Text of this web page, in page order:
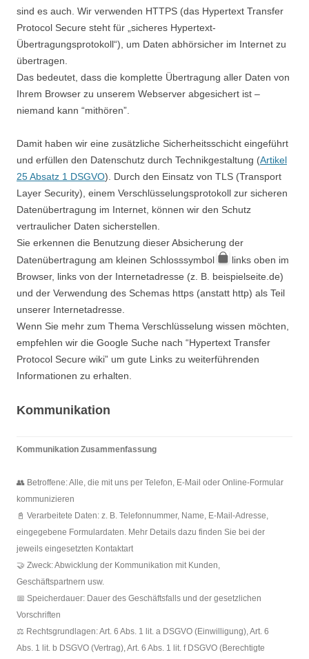
sind es auch. Wir verwenden HTTPS (das Hypertext Transfer
Protocol Secure steht für „sicheres Hypertext-
Übertragungsprotokoll“), um Daten abhörsicher im Internet zu
übertragen.
Das bedeutet, dass die komplette Übertragung aller Daten von
Ihrem Browser zu unserem Webserver abgesichert ist –
niemand kann “mithören”.
Damit haben wir eine zusätzliche Sicherheitsschicht eingeführt
und erfüllen den Datenschutz durch Technikgestaltung (Artikel
25 Absatz 1 DSGVO). Durch den Einsatz von TLS (Transport
Layer Security), einem Verschlüsselungsprotokoll zur sicheren
Datenübertragung im Internet, können wir den Schutz
vertraulicher Daten sicherstellen.
Sie erkennen die Benutzung dieser Absicherung der
Datenübertragung am kleinen Schlosssymbol
links oben im
Browser, links von der Internetadresse (z. B. beispielseite.de)
und der Verwendung des Schemas https (anstatt http) als Teil
unserer Internetadresse.
Wenn Sie mehr zum Thema Verschlüsselung wissen möchten,
empfehlen wir die Google Suche nach “Hypertext Transfer
Protocol Secure wiki” um gute Links zu weiterführenden
Informationen zu erhalten.
Kommunikation
Kommunikation Zusammenfassung
👥 Betroffene: Alle, die mit uns per Telefon, E-Mail oder Online-Formular
kommunizieren
📓 Verarbeitete Daten: z. B. Telefonnummer, Name, E-Mail-Adresse,
eingegebene Formulardaten. Mehr Details dazu finden Sie bei der
jeweils eingesetzten Kontaktart
🤝 Zweck: Abwicklung der Kommunikation mit Kunden,
Geschäftspartnern usw.
📅 Speicherdauer: Dauer des Geschäftsfalls und der gesetzlichen
Vorschriften
⚖️ Rechtsgrundlagen: Art. 6 Abs. 1 lit. a DSGVO (Einwilligung), Art. 6
Abs. 1 lit. b DSGVO (Vertrag), Art. 6 Abs. 1 lit. f DSGVO (Berechtigte